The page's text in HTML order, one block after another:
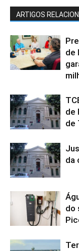
ARTIGOS
de
de
de
da
do